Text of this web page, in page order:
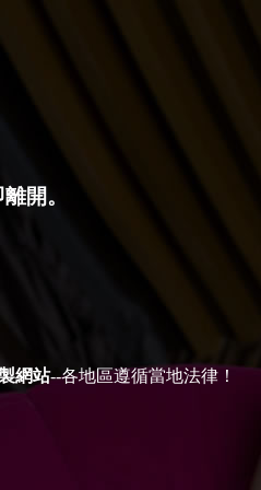
開。
網站--各地區遵循當地法律！